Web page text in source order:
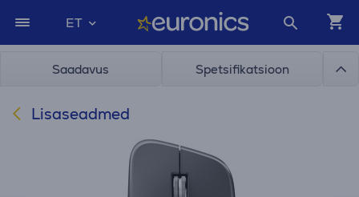
ET
Saadavus Spetsifikatsioon
Lisaseadmed